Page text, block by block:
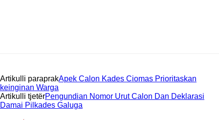
Artikulli paraprakApek Calon Kades Ciomas Prioritaskan
keinginan Warga
Artikulli tjetërPengundian Nomor Urut Calon Dan Deklarasi
Damai Pilkades Galuga